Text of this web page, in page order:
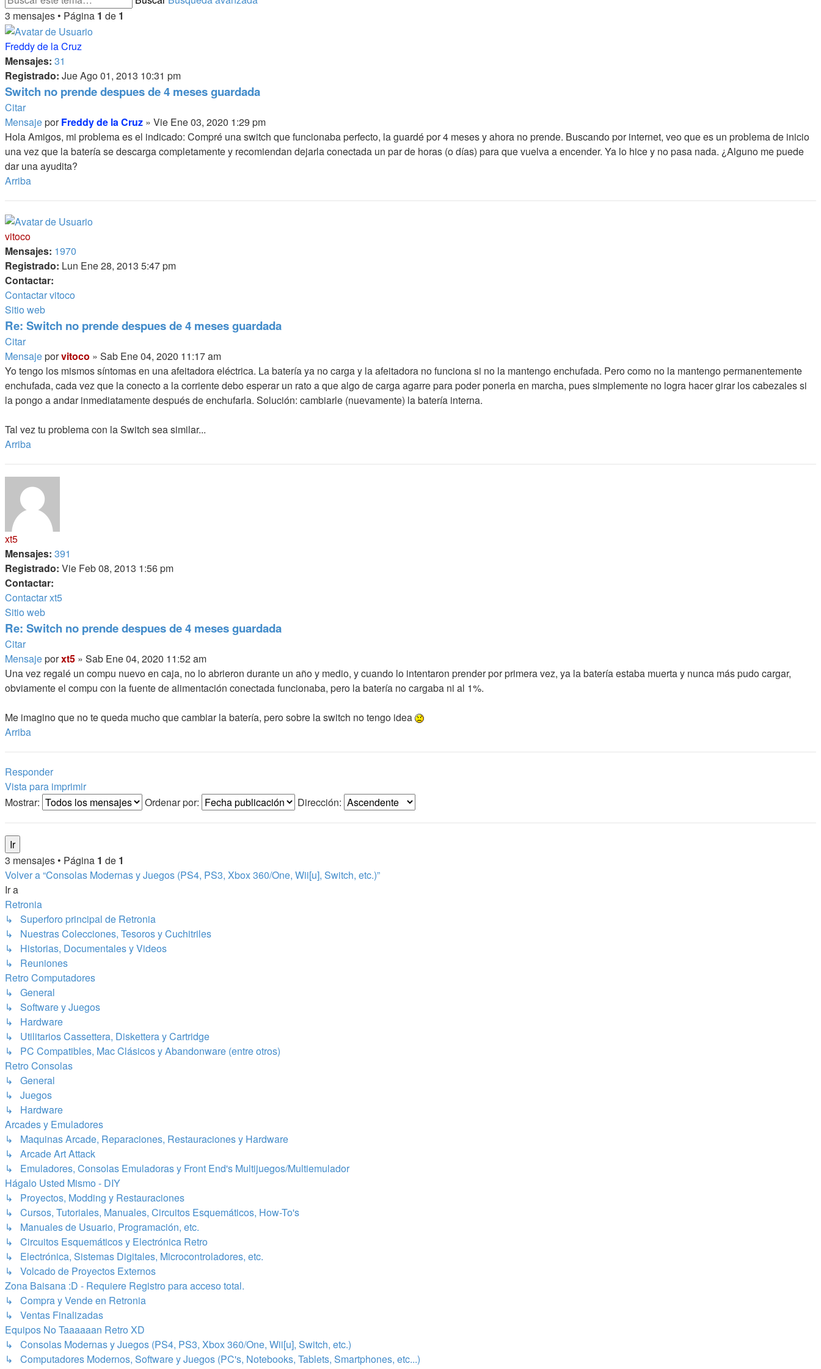
3 mensajes • Página 1 de 1
Freddy de la Cruz
Mensajes: 31
Registrado: Jue Ago 01, 2013 10:31 pm
Switch no prende despues de 4 meses guardada
Citar
MensajeporFreddy de la Cruz » Vie Ene 03, 2020 1:29 pm
Hola Amigos, mi problema es el indicado: Compré una switch que funcionaba perfecto, la guardé por 4 meses y ahora no prende. Buscando por internet, veo que es un problema de inicio
una vez que la batería se descarga completamente y recomiendan dejarla conectada un par de horas (o días) para que vuelva a encender. Ya lo hice y no pasa nada. ¿Alguno me puede
dar una ayudita?
Arriba
vitoco
Mensajes: 1970
Registrado: Lun Ene 28, 2013 5:47 pm
Contactar:
Contactar vitoco
Sitio web
Re: Switch no prende despues de 4 meses guardada
Citar
Mensajeporvitoco » Sab Ene 04, 2020 11:17 am
Yo tengo los mismos síntomas en una afeitadora eléctrica. La batería ya no carga y la afeitadora no funciona si no la mantengo enchufada. Pero como no la mantengo permanentemente
enchufada, cada vez que la conecto a la corriente debo esperar un rato a que algo de carga agarre para poder ponerla en marcha, pues simplemente no logra hacer girar los cabezales si
la pongo a andar inmediatamente después de enchufarla. Solución: cambiarle (nuevamente) la batería interna.
Tal vez tu problema con la Switch sea similar...
Arriba
xt5
Mensajes: 391
Registrado: Vie Feb 08, 2013 1:56 pm
Contactar:
Contactar xt5
Sitio web
Re: Switch no prende despues de 4 meses guardada
Citar
Mensajeporxt5 » Sab Ene 04, 2020 11:52 am
Una vez regalé un compu nuevo en caja, no lo abrieron durante un año y medio, y cuando lo intentaron prender por primera vez, ya la batería estaba muerta y nunca más pudo cargar,
obviamente el compu con la fuente de alimentación conectada funcionaba, pero la batería no cargaba ni al 1%.
Me imagino que no te queda mucho que cambiar la batería, pero sobre la switch no tengo idea
Arriba
Responder
Vista para imprimir
Mostrar:
Ordenar por: Dirección:
3 mensajes • Página 1 de 1
Volver a “Consolas Modernas y Juegos (PS4, PS3, Xbox 360/One, Wii[u], Switch, etc.)”
Ir a
Retronia
↳ Superforo principal de Retronia
↳ Nuestras Colecciones, Tesoros y Cuchitriles
↳ Historias, Documentales y Videos
↳ Reuniones
Retro Computadores
↳ General
↳ Software y Juegos
↳ Hardware
↳ Utilitarios Cassettera, Diskettera y Cartridge
↳ PC Compatibles, Mac Clásicos y Abandonware (entre otros)
Retro Consolas
↳ General
↳ Juegos
↳ Hardware
Arcades y Emuladores
↳ Maquinas Arcade, Reparaciones, Restauraciones y Hardware
↳ Arcade Art Attack
↳ Emuladores, Consolas Emuladoras y Front End's Multijuegos/Multiemulador
Hágalo Usted Mismo - DIY
↳ Proyectos, Modding y Restauraciones
↳ Cursos, Tutoriales, Manuales, Circuitos Esquemáticos, How-To's
↳ Manuales de Usuario, Programación, etc.
↳ Circuitos Esquemáticos y Electrónica Retro
↳ Electrónica, Sistemas Digitales, Microcontroladores, etc.
↳ Volcado de Proyectos Externos
Zona Baisana :D - Requiere Registro para acceso total.
↳ Compra y Vende en Retronia
↳ Ventas Finalizadas
Equipos No Taaaaaan Retro XD
↳ Consolas Modernas y Juegos (PS4, PS3, Xbox 360/One, Wii[u], Switch, etc.)
↳ Computadores Modernos, Software y Juegos (PC's, Notebooks, Tablets, Smartphones, etc...)